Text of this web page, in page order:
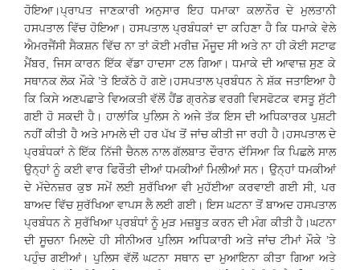
ਹੋਇਆ।ਪ੍ਰਾਪਤ ਜਾਣਕਾਰੀ ਅਨੁਸਾਰ ਇਹ ਧਮਾਕਾ ਕਲਾਨੌਰ ਦੇ ਮੁਲਤਾਨੀ
ਹਸਪਤਾਲ ਵਿੱਚ ਹੋਇਆ। ਹਸਪਤਾਲ ਪ੍ਰਬੰਧਕਾਂ ਦਾ ਕਹਿਣਾ ਹੈ ਕਿ ਧਮਾਕੇ ਵੇਲੇ
ਐਮਰਜੈਂਸੀ ਸੈਕਸ਼ਨ ਵਿੱਚ ਨਾ ਤਾਂ ਕੋਈ ਮਰੀਜ਼ ਮੌਜੂਦ ਸੀ ਅਤੇ ਨਾ ਹੀ ਕੋਈ ਸਟਾਫ
ਮੈਂਬਰ, ਜਿਸ ਕਾਰਨ ਇੱਕ ਵੱਡਾ ਹਾਦਸਾ ਟਲ ਗਿਆ। ਧਮਾਕੇ ਦੀ ਆਵਾਜ਼ ਸੁਣ ਕੇ
ਸਥਾਨਕ ਲੋਕ ਮੌਕੇ ’ਤੇ ਇਕੱਠੇ ਹੋ ਗਏ।ਹਸਪਤਾਲ ਪ੍ਰਬੰਧਨ ਨੇ ਸ਼ੱਕ ਜਤਾਇਆ ਹੈ
ਕਿ ਕਿਸੇ ਅਣਪਛਾਤੇ ਵਿਅਕਤੀ ਵੱਲੋਂ ਹੈਂਡ ਗ੍ਰਨੇਡ ਵਰਗੀ ਵਿਸਫੋਟਕ ਵਸਤੂ ਸੁੱਟੀ
ਗਈ ਹੋ ਸਕਦੀ ਹੈ। ਹਾਲਾਂਕਿ ਪੁਲਿਸ ਨੇ ਅਜੇ ਤੱਕ ਇਸ ਦੀ ਅਧਿਕਾਰਕ ਪੁਸ਼ਟੀ
ਨਹੀਂ ਕੀਤੀ ਹੈ ਅਤੇ ਮਾਮਲੇ ਦੀ ਹਰ ਪੱਖ ਤੋਂ ਜਾਂਚ ਕੀਤੀ ਜਾ ਰਹੀ ਹੈ।ਹਸਪਤਾਲ ਦੇ
ਪ੍ਰਬੰਧਕਾਂ ਨੇ ਇੱਕ ਨਿੱਜੀ ਚੈਨਲ ਨਾਲ ਗੱਲਬਾਤ ਦੌਰਾਨ ਦੱਸਿਆ ਕਿ ਪਿਛਲੇ ਸਾਲ
ਉਨ੍ਹਾਂ ਨੂੰ ਕਈ ਵਾਰ ਫਿਰੌਤੀ ਦੀਆਂ ਧਮਕੀਆਂ ਮਿਲੀਆਂ ਸਨ। ਉਨ੍ਹਾਂ ਧਮਕੀਆਂ
ਦੇ ਮੱਦੇਨਜ਼ਰ ਕੁਝ ਸਮੇਂ ਲਈ ਸੁਰੱਖਿਆ ਵੀ ਮੁਹੱਈਆ ਕਰਵਾਈ ਗਈ ਸੀ, ਪਰ
ਬਾਅਦ ਵਿੱਚ ਸੁਰੱਖਿਆ ਵਾਪਸ ਲੈ ਲਈ ਗਈ। ਇਸ ਘਟਨਾ ਤੋਂ ਬਾਅਦ ਹਸਪਤਾਲ
ਪ੍ਰਬੰਧਨ ਨੇ ਸੁਰੱਖਿਆ ਪ੍ਰਬੰਧਾਂ ਨੂੰ ਮੁੜ ਮਜ਼ਬੂਤ ਕਰਨ ਦੀ ਮੰਗ ਕੀਤੀ ਹੈ।ਘਟਨਾ
ਦੀ ਸੂਚਨਾ ਮਿਲਦੇ ਹੀ ਸੀਨੀਅਰ ਪੁਲਿਸ ਅਧਿਕਾਰੀ ਅਤੇ ਜਾਂਚ ਟੀਮਾਂ ਮੌਕੇ ’ਤੇ
ਪਹੁੰਚ ਗਈਆਂ। ਪੁਲਿਸ ਵੱਲੋਂ ਘਟਨਾ ਸਥਾਨ ਦਾ ਮੁਆਇਨਾ ਕੀਤਾ ਗਿਆ ਅਤੇ